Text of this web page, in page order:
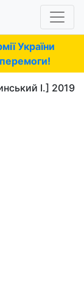
України
І.] 2019